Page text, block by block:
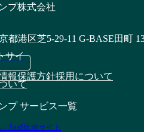
プ株式会社
都港区芝5-29-11 G-BASE田町
サイ
報保護方針採用について
いて
プ サービス一覧
- SaaS比較サイト